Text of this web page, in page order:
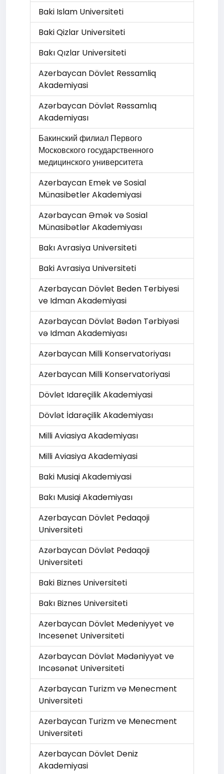
Baki Islam Universiteti
Baki Qizlar Universiteti
Bakı Qızlar Universiteti
Azerbaycan Dövlet Ressamliq
Akademiyasi
Azərbaycan Dövlət Rəssamlıq
Akademiyası
Бакинский филиал Первого
Московского государственного
медицинского университета
Azerbaycan Emek ve Sosial
Münasibetler Akademiyasi
Azərbaycan Əmək və Sоsial
Münasibətlər Akademiyası
Bakı Avrasiya Universiteti
Baki Avrasiya Universiteti
Azerbaycan Dövlet Beden Terbiyesi
ve Idman Akademiyasi
Azərbaycan Dövlət Bədən Tərbiyəsi
və Idman Akademiyası
Azərbaycan Milli Konservatoriyası
Azerbaycan Milli Konservatoriyasi
Dövlet Idareçilik Akademiyasi
Dövlət İdarəçilik Akademiyası
Milli Aviasiya Akademiyası
Milli Aviasiya Akademiyasi
Baki Musiqi Akademiyasi
Bakı Musiqi Akademiyası
Azerbaycan Dövlet Pedaqoji
Universiteti
Azərbaycan Dövlət Pedaqoji
Universiteti
Baki Biznes Universiteti
Bakı Biznes Universiteti
Azerbaycan Dövlet Medeniyyet ve
Incesenet Universiteti
Azərbaycan Dövlət Mədəniyyət ve
Incəsənət Universiteti
Azərbaycan Turizm və Menecment
Universiteti
Azerbaycan Turizm ve Menecment
Universiteti
Azerbaycan Dövlet Deniz
Akademiyasi